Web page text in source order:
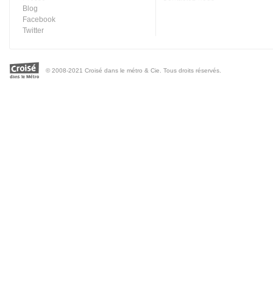
Blog
Facebook
Twitter
© 2008-2021 Croisé dans le métro & Cie. Tous droits réservés.